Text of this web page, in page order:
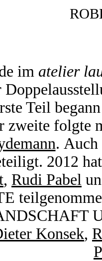
im atelier
Teil
zweite folgte
. Auch
2012
, Rudi Pabel
Konsek,